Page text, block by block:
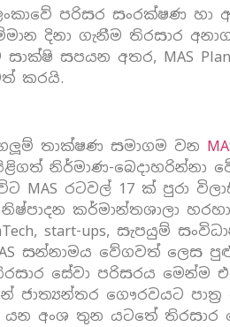
පරිසර සංරක්ෂණ හා
දිනා ගැනීම තිරසාර
සාක්ෂි සපයන අතර, MAS
කරයි.
තාක්ෂණ සමාගම වන
නිර්මාණ-බෙදාහරින්නා
MAS රටවල් 17 ක් පුරා
කර්මාන්තශාලා
start-ups, සැපයුම්
සන්නාමය වේගවත් ලෙස
සේවා පරිසරය
ජාත්‍යන්තර ගෞරවයට පාත‍්‍ර
අංශ තුන යටතේ තිරසාර